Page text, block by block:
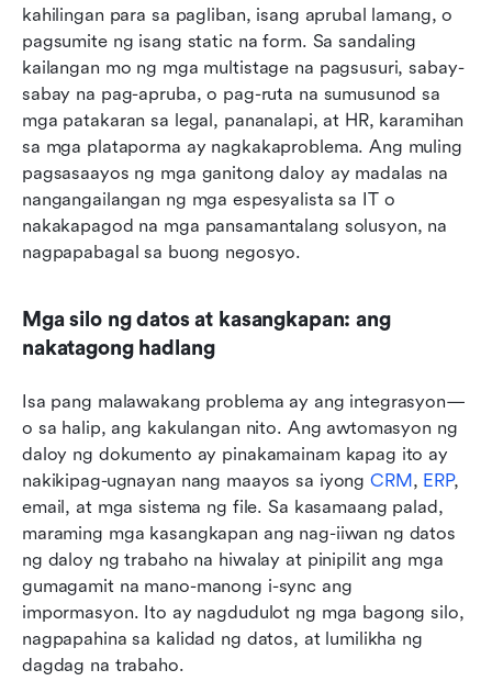
kahilingan para sa pagliban, isang aprubal lamang, o
pagsumite ng isang static na form. Sa sandaling
kailangan mo ng mga multistage na pagsusuri, sabay-
sabay na pag-apruba, o pag-ruta na sumusunod sa
mga patakaran sa legal, pananalapi, at HR, karamihan
sa mga plataporma ay nagkakaproblema. Ang muling
pagsasaayos ng mga ganitong daloy ay madalas na
nangangailangan ng mga espesyalista sa IT o
nakakapagod na mga pansamantalang solusyon, na
nagpapabagal sa buong negosyo.
Mga silo ng datos at kasangkapan: ang
nakatagong hadlang
Isa pang malawakang problema ay ang integrasyon—
o sa halip, ang kakulangan nito. Ang awtomasyon ng
daloy ng dokumento ay pinakamainam kapag ito ay
nakikipag-ugnayan nang maayos sa iyong CRM, ERP,
email, at mga sistema ng file. Sa kasamaang palad,
maraming mga kasangkapan ang nag-iiwan ng datos
ng daloy ng trabaho na hiwalay at pinipilit ang mga
gumagamit na mano-manong i-sync ang
impormasyon. Ito ay nagdudulot ng mga bagong silo,
nagpapahina sa kalidad ng datos, at lumilikha ng
dagdag na trabaho.